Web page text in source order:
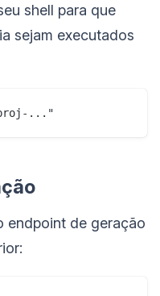
shell para que
sejam executados
endpoint de geração